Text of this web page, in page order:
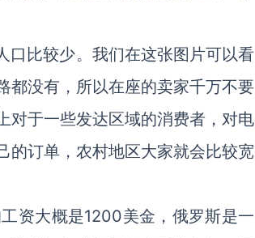
口比较少。我们在这张图片可以看
都没有，所以在座的卖家千万不要
对于一些发达区域的消费者，对电
的订单，农村地区大家就会比较宽
资大概是1200美金，俄罗斯是一